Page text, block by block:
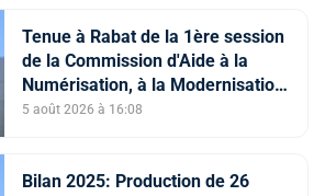
Tenue à Rabat de la 1ère session
de la Commission d'Aide à la
Numérisation, à la Modernisation
et à la Création des Salles de
5 août 2026 à 16:08
Bilan 2025: Production de 26